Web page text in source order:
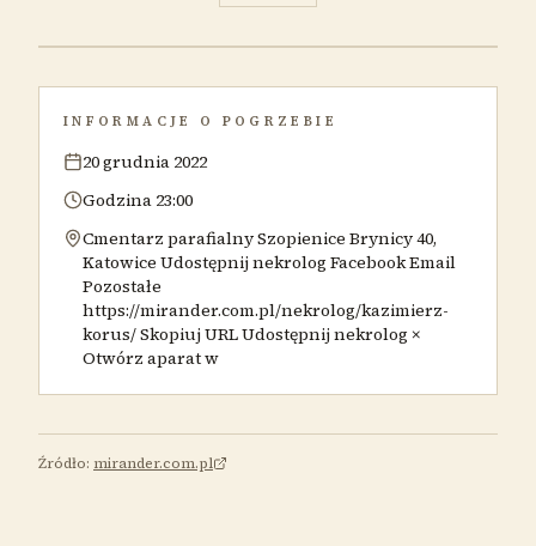
INFORMACJE O POGRZEBIE
20 grudnia 2022
Godzina 23:00
Cmentarz parafialny Szopienice Brynicy 40,
Katowice Udostępnij nekrolog Facebook Email
Pozostałe
https://mirander.com.pl/nekrolog/kazimierz-
korus/ Skopiuj URL Udostępnij nekrolog ×
Otwórz aparat w
Źródło: mirander.com.pl